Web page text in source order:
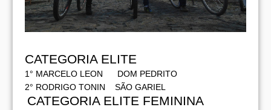
CATEGORIA ELITE
1° MARCELO LEON DOM PEDRITO
2° RODRIGO TONIN SÃO GARIEL
CATEGORIA ELITE FEMININA